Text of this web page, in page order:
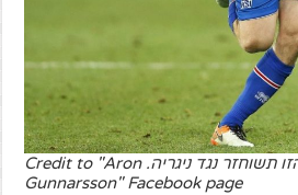
אל תופתעו אם התמונה הזו תשוחזר נגד ניגריה. Credit to "Aron
Gunnarsson" Facebook page